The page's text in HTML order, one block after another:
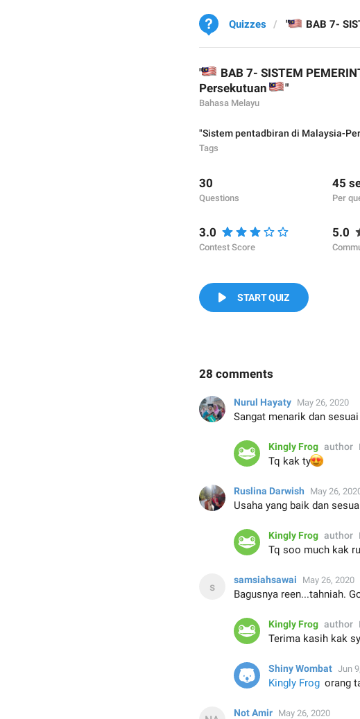
Quizzes " BAB 7- SISTEM
"
BAB 7- SISTEM
Persekutuan
"
Bahasa Melayu
"Sistem pentadbiran di Malaysia-
Tags
30
Questions
45
Per
3.0
Contest Score
5.0
START QUIZ
28 comments
Nurul Hayaty May 26, 2020
Sangat menarik dan
Kingly Frog author
Tq kak ty
😍
Ruslina Darwish May 26,
Usaha yang baik dan
Kingly Frog author
Tq soo much kak
samsiahsawai May 26, 2020
Bagusnya reen...tahniah.
Kingly Frog author
Terima kasih kak
Shiny Wombat Jun
Kingly Frog orang
Not Amir May 26, 2020